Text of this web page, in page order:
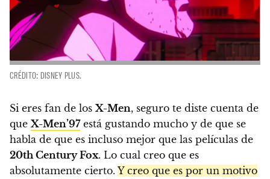
CRÉDITO: DISNEY PLUS.
Si eres fan de los X-Men, seguro te diste cuenta de
que X-Men’97está gustando mucho y de que se
habla de que es incluso mejor que las películas de
20th Century Fox. Lo cual creo que es
absolutamente cierto. Y creo que es por un motivo